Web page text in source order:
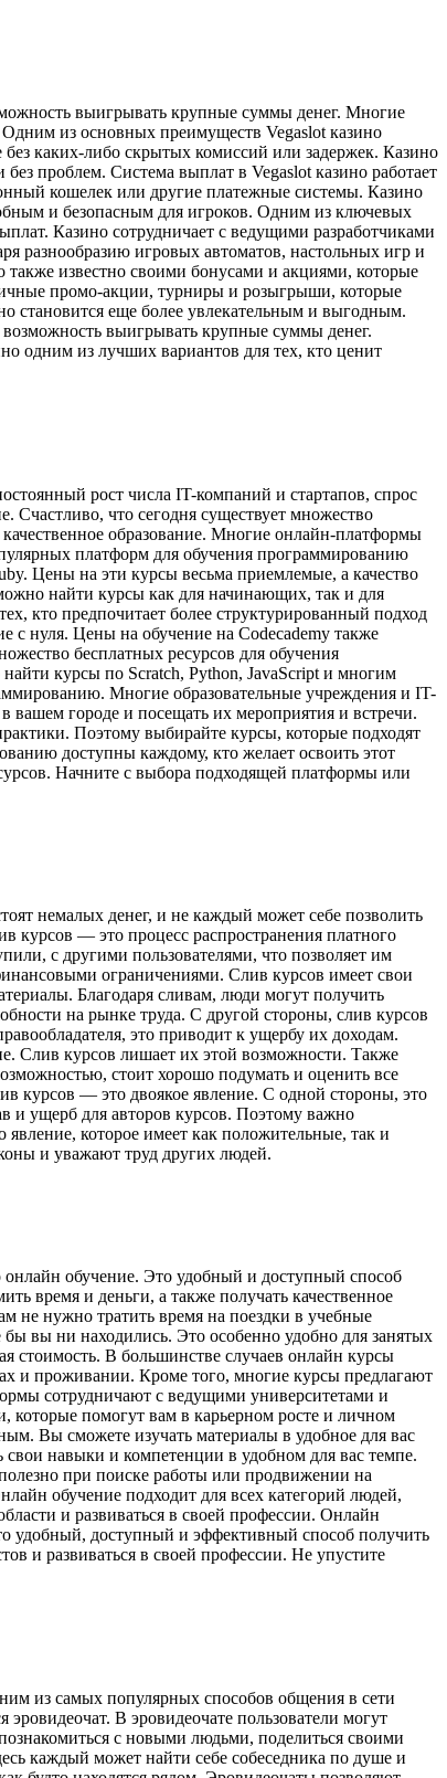
выигрывать крупные суммы денег. Многие
Одним из основных преимуществ Vegaslot казино
каких-либо скрытых комиссий или задержек. Казино
проблем. Система выплат в Vegaslot казино работает
кошелек или другие платежные системы. Казино
и безопасным для игроков. Одним из ключевых
Казино сотрудничает с ведущими разработчиками
разнообразию игровых автоматов, настольных игр и
известно своими бонусами и акциями, которые
промо-акции, турниры и розыгрыши, которые
становится еще более увлекательным и выгодным.
выигрывать крупные суммы денег.
одним из лучших вариантов для тех, кто ценит
рост числа IT-компаний и стартапов, спрос
Счастливо, что сегодня существует множество
образование. Многие онлайн-платформы
платформ для обучения программированию
Цены на эти курсы весьма приемлемые, а качество
найти курсы как для начинающих, так и для
кто предпочитает более структурированный подход
с нуля. Цены на обучение на Codecademy также
бесплатных ресурсов для обучения
курсы по Scratch, Python, JavaScript и многим
Многие образовательные учреждения и IT-
городе и посещать их мероприятия и встречи.
Поэтому выбирайте курсы, которые подходят
доступны каждому, кто желает освоить этот
Начните с выбора подходящей платформы или
немалых денег, и не каждый может себе позволить
курсов — это процесс распространения платного
с другими пользователями, что позволяет им
ограничениями. Слив курсов имеет свои
Благодаря сливам, люди могут получить
на рынке труда. С другой стороны, слив курсов
это приводит к ущербу их доходам.
Слив курсов лишает их этой возможности. Также
стоит хорошо подумать и оценить все
курсов — это двоякое явление. С одной стороны, это
и ущерб для авторов курсов. Поэтому важно
которое имеет как положительные, так и
и уважают труд других людей.
обучение. Это удобный и доступный способ
время и деньги, а также получать качественное
не нужно тратить время на поездки в учебные
бы вы ни находились. Это особенно удобно для занятых
стоимость. В большинстве случаев онлайн курсы
и проживании. Кроме того, многие курсы предлагают
сотрудничают с ведущими университетами и
которые помогут вам в карьерном росте и личном
Вы сможете изучать материалы в удобное для вас
навыки и компетенции в удобном для вас темпе.
при поиске работы или продвижении на
обучение подходит для всех категорий людей,
и развиваться в своей профессии. Онлайн
удобный, доступный и эффективный способ получить
и развиваться в своей профессии. Не упустите
из самых популярных способов общения в сети
В эровидеочате пользователи могут
с новыми людьми, поделиться своими
каждый может найти себе собеседника по душе и